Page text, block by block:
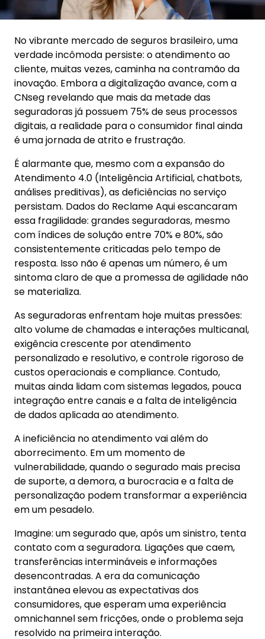
No vibrante mercado de seguros brasileiro, uma
verdade incômoda persiste: o atendimento ao
cliente, muitas vezes, caminha na contramão da
inovação. Embora a digitalização avance, com a
CNseg revelando que mais da metade das
seguradoras já possuem 75% de seus processos
digitais, a realidade para o consumidor final ainda
é uma jornada de atrito e frustração.
É alarmante que, mesmo com a expansão do
Atendimento 4.0 (Inteligência Artificial, chatbots,
análises preditivas), as deficiências no serviço
persistam. Dados do Reclame Aqui escancaram
essa fragilidade: grandes seguradoras, mesmo
com índices de solução entre 70% e 80%, são
consistentemente criticadas pelo tempo de
resposta. Isso não é apenas um número, é um
sintoma claro de que a promessa de agilidade não
se materializa.
As seguradoras enfrentam hoje muitas pressões:
alto volume de chamadas e interações multicanal,
exigência crescente por atendimento
personalizado e resolutivo, e controle rigoroso de
custos operacionais e compliance. Contudo,
muitas ainda lidam com sistemas legados, pouca
integração entre canais e a falta de inteligência
de dados aplicada ao atendimento.
A ineficiência no atendimento vai além do
aborrecimento. Em um momento de
vulnerabilidade, quando o segurado mais precisa
de suporte, a demora, a burocracia e a falta de
personalização podem transformar a experiência
em um pesadelo.
Imagine: um segurado que, após um sinistro, tenta
contato com a seguradora. Ligações que caem,
transferências intermináveis e informações
desencontradas. A era da comunicação
instantânea elevou as expectativas dos
consumidores, que esperam uma experiência
omnichannel sem fricções, onde o problema seja
resolvido na primeira interação.